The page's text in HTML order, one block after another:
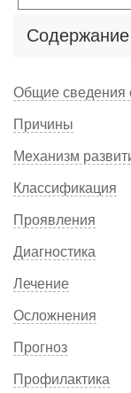
Содержание
Общие сведения
Причины
Механизм
Классификация
Проявления
Диагностика
Лечение
Осложнения
Прогноз
Профилактика